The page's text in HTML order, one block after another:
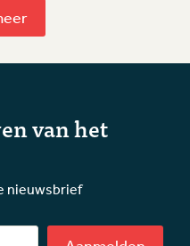
van het
nieuwsbrief